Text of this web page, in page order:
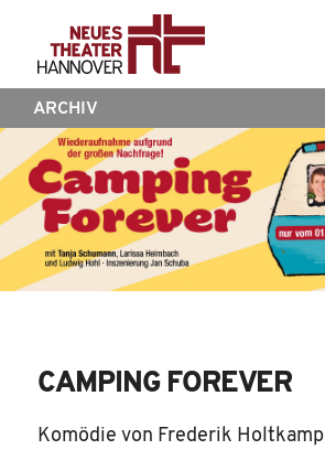
ARCHIV
CAMPING FOREVER
Komödie von Frederik Holtkamp